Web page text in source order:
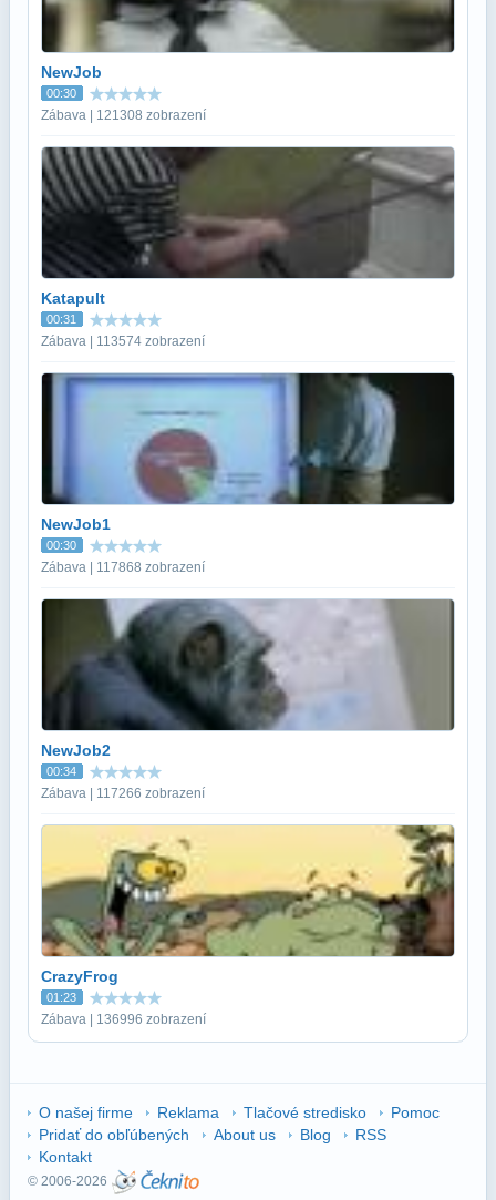
NewJob
00:30
Zábava | 121308 zobrazení
Katapult
00:31
Zábava | 113574 zobrazení
NewJob1
00:30
Zábava | 117868 zobrazení
NewJob2
00:34
Zábava | 117266 zobrazení
CrazyFrog
01:23
Zábava | 136996 zobrazení
O našej firme Reklama Tlačové stredisko
Pomoc
Pridať do obľúbených
About us Blog
RSS
Kontakt
© 2006-2026